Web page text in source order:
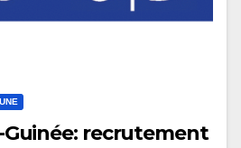
UNE
Guinée: recrutement